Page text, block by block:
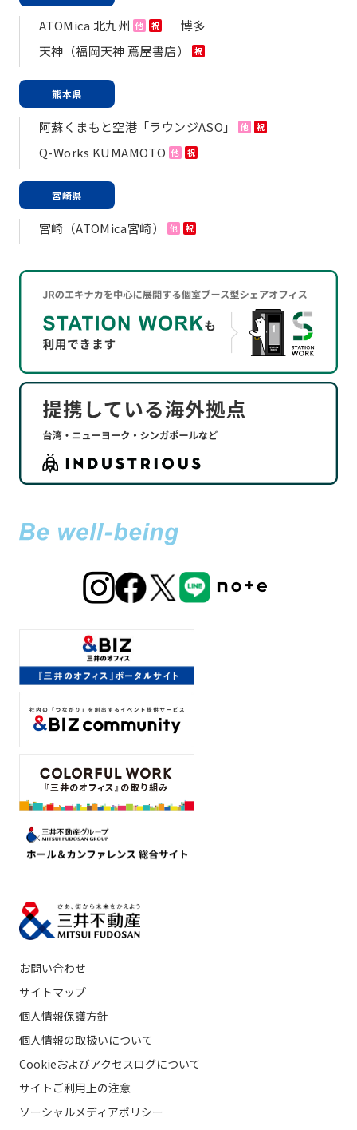
ATOMica 北九州 他 祝
博多
天神（福岡天神 蔦屋書店）
祝
熊本県
阿蘇くまもと空港「ラウンジASO」 他 祝
Q-Works KUMAMOTO 他 祝
宮崎県
宮崎（ATOMica宮崎） 他 祝
お問い合わせ
サイトマップ
個人情報保護方針
個人情報の取扱いについて
Cookieおよびアクセスログについて
サイトご利用上の注意
ソーシャルメディアポリシー